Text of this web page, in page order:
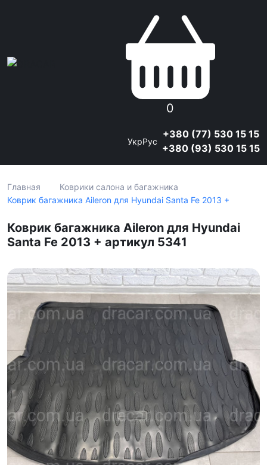
0
УкрРус
+380 (77) 530 15 15
+380 (93) 530 15 15
Главная
Коврики салона и багажника
Коврик багажника Aileron для Hyundai Santa Fe 2013 +
Коврик багажника Aileron для Hyundai
Santa Fe 2013 + артикул 5341